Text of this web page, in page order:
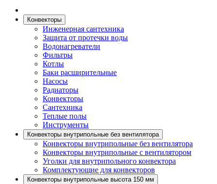
Конвекторы
Инженерная сантехника
Защита от протечки воды
Водонагреватели
Фильтры
Котлы
Баки расширительные
Насосы
Радиаторы
Конвекторы
Сантехника
Теплые полы
Инструменты
Конвекторы внутрипольные без вентилятора
Конвекторы внутрипольные без вентилятора
Конвекторы внутрипольные с вентилятором
Уголки для внутрипольного конвектора
Комплектующие для конвекторов
Конвекторы внутрипольные высота 150 мм